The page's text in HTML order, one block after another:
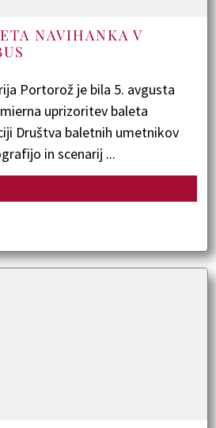
NAVIHANKA V
Portorož je bila 5. avgusta
uprizoritev baleta
Društva baletnih umetnikov
in scenarij ...